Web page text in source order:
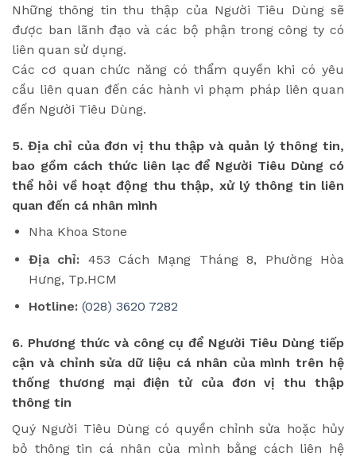
Những thông tin thu thập của Người Tiêu Dùng sẽ
được ban lãnh đạo và các bộ phận trong công ty có
liên quan sử dụng.
Các cơ quan chức năng có thẩm quyền khi có yêu
cầu liên quan đến các hành vi phạm pháp liên quan
đến Người Tiêu Dùng.
5. Địa chỉ của đơn vị thu thập và quản lý thông tin,
bao gồm cách thức liên lạc để Người Tiêu Dùng có
thể hỏi về hoạt động thu thập, xử lý thông tin liên
quan đến cá nhân mình
Nha Khoa Stone
Địa chỉ: 453 Cách Mạng Tháng 8, Phường Hòa
Hưng, Tp.HCM
Hotline: (028) 3620 7282
6. Phương thức và công cụ để Người Tiêu Dùng tiếp
cận và chỉnh sửa dữ liệu cá nhân của mình trên hệ
thống thương mại điện tử của đơn vị thu thập
thông tin
Quý Người Tiêu Dùng có quyền chỉnh sửa hoặc hủy
bỏ thông tin cá nhân của mình bằng cách liên hệ